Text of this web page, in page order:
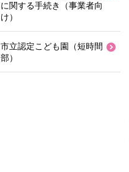
に関する手続き（事業者向
け）
市立認定こども園（短時間
部）